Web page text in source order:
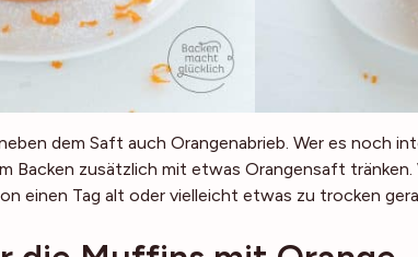
dem Saft auch Orangenabrieb. Wer es noch
Backen zusätzlich mit etwas Orangensaft tränken.
einen Tag alt oder vielleicht etwas zu trocken